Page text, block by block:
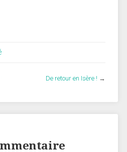
De retour en Isère ! →